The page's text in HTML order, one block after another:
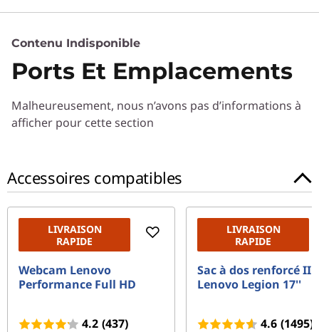
Performances
Processeur
Système d'exploitation
Carte graphique
Up to NVIDIA GTX-1050Ti graphics
Mémoire totale
Up to 16 GB DDR4 memory
Disque dur
Contenu Indisponible
Ports Et Emplacements
Malheureusement, nous n’avons pas d’informations à
afficher pour cette section
Accessoires compatibles
LIVRAISON
RAPIDE
Webcam Lenovo
Performance Full HD
4.2 (437)
LIVRAISON
RAPIDE
Sac à dos renforcé II
Lenovo Legion 17''
4.6 (1495)